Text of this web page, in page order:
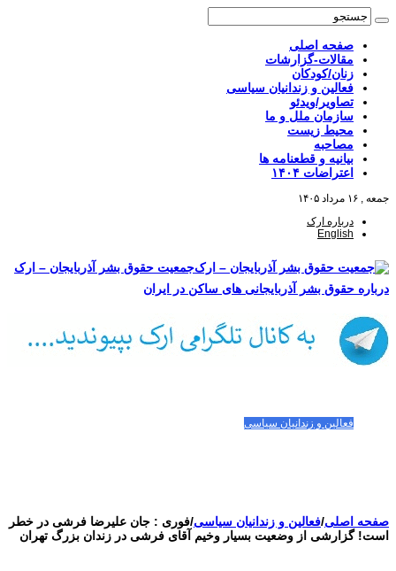
صفحه اصلی
مقالات-گزارشات
زنان/کودکان
فعالین و زندانیان سیاسی
تصاویر/ویدئو
سازمان ملل و ما
محیط زیست
مصاحبه
بیانیه و قطعنامه ها
اعتراضات ۱۴۰۴
جمعه , ۱۶ مرداد ۱۴۰۵
درباره ارک
English
جمعیت حقوق بشر آذربایجان – ارک
درباره حقوق بشر آذربایجانی های ساکن در ایران
فعالین و زندانیان سیاسی
صفحه اصلی/فعالین و زندانیان سیاسی/فوری : جان علیرضا فرشی در خطر
است! گزارشی از وضعیت بسیار وخیم آقای فرشی در زندان بزرگ تهران